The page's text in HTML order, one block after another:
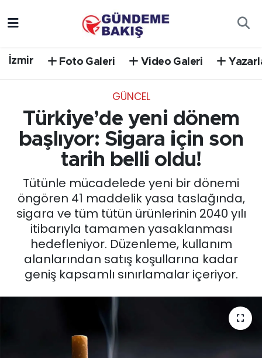
İzmir Foto Galeri Video Galeri
GÜNCEL
Türkiye’de yeni dönem
başlıyor: Sigara için son
tarih belli oldu!
Tütünle mücadelede yeni bir dönemi
öngören 41 maddelik yasa taslağında,
sigara ve tüm tütün ürünlerinin 2040 yılı
itibarıyla tamamen yasaklanması
hedefleniyor. Düzenleme, kullanım
alanlarından satış koşullarına kadar
geniş kapsamlı sınırlamalar içeriyor.
EGE
EĞİTİM
EKONOMİ
English News
GÜNCEL
KÜLTÜR SANAT
POLİTİKA
Süper Lig Puan Durumu ve Fikstür
Tüm Manşetler
Son Dakika Haberleri
Haber Arşivi